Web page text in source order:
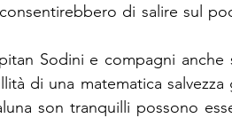
di salire sul
Sodini e compagni anche
di una matematica salvezza
son tranquilli possono